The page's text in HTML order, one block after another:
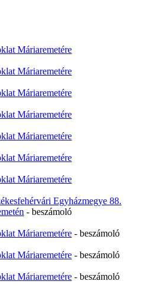
Máriaremetére
Máriaremetére
Máriaremetére
Máriaremetére
Máriaremetére
Máriaremetére
Máriaremetére
Egyházmegye 88.
- beszámoló
Máriaremetére - beszámoló
Máriaremetére - beszámoló
Máriaremetére - beszámoló